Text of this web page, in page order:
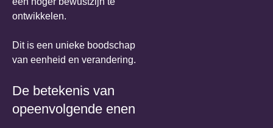
ontwikkelen.
Dit is een unieke boodschap
van eenheid en verandering.
De betekenis van
opeenvolgende enen